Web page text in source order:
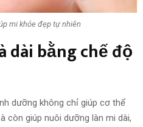
mi khỏe đẹp tự nhiên
dài bằng chế độ
dưỡng không chỉ giúp cơ thể
còn giúp nuôi dưỡng làn mi dài,